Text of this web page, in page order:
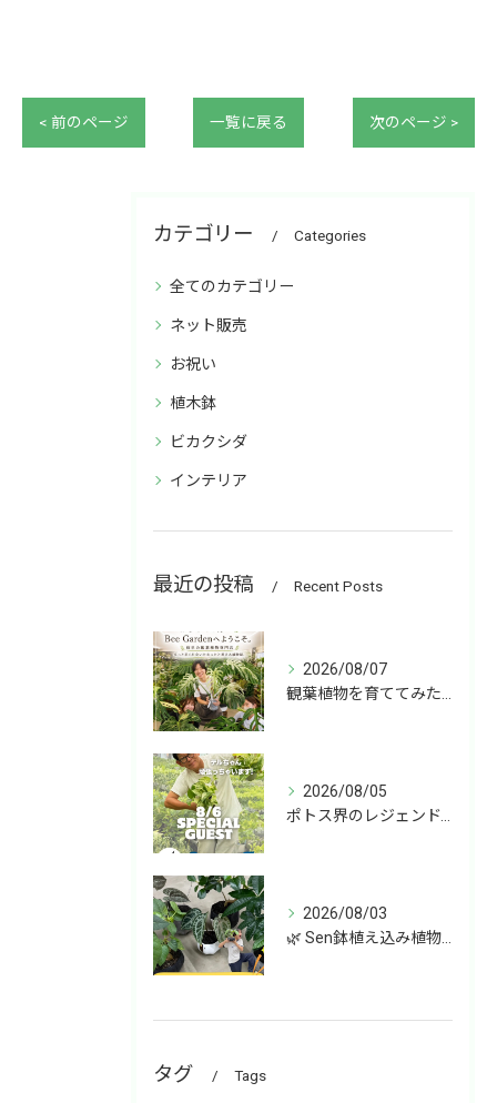
< 前のページ 一覧に戻る 次のページ >
カテゴリー Categories
全てのカテゴリー
ネット販売
お祝い
植木鉢
ビカクシダ
インテリア
最近の投稿 Recent Posts
2026/08/07
観葉植物を育ててみたいけど、何を選べばいいか分からない」
2026/08/05
ポトス界のレジェンド、COME BACK!!!
2026/08/03
🌿 Sen鉢植え込み植物 オンラインショップデビュー！ 🌿
タグ Tags